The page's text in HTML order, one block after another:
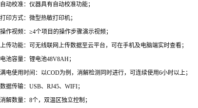
自动校准：仪器具有自动校准功能；
打印方式：微型热敏打印机；
操作视频：≥4个项目的操作步骤演示视频；
上传功能：可无线联网上传数据至云平台，可在手机及电脑端实时查看；
电池容量：锂电池48V8AH；
满电使用时间：以COD为例，消解检测同时进行，可连续使用6小时以上；
数据传输：USB、RJ45、WIFI；
消解数量：8个，双温区独立控制；